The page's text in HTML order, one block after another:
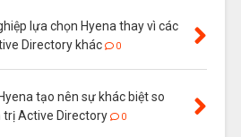
lựa chọn Hyena thay vì các
Directory khác
0
tạo nên sự khác biệt so
trị Active Directory
0